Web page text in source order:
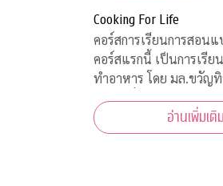
Cooking For Life
คอร์สการเรียนการสอน
คอร์สแรกนี้ เป็นการเรีย
ทำอาหาร โดย มล.ขวัญ
เป็นผู้เชี่ยวชาญทางด้า
ประเภท และในแต่ละ
ความร่วมมือจากคณาจา
อ่านเพิ่มเติม